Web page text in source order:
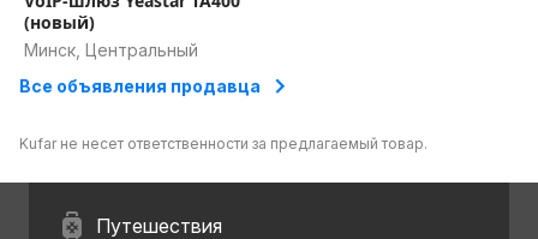
К монитору дадим сетевой кабель + шнул VGA или
DVI-D для подключения.
Цена за единицу.
(новый)
Минск, Центральный
Все объявления продавца
Kufar не несет ответственности за предлагаемый товар.
Путешествия